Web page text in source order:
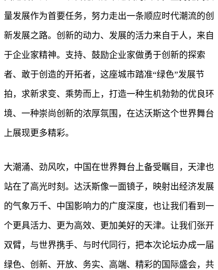
量发展作为首要任务，努力走出一条顺应时代潮流的创
新发展之路。创新的动力、发展的活力来自于人，来自
于企业家精神。支持、鼓励企业家做勇于创新的探索
者、敢于创造的开拓者，这座城市踏准“绿色”发展节
拍，求新求变、乘势而上，打造一种生机勃勃的优良环
境、一种崇尚创新的浓厚氛围，在达沃斯这个世界舞台
上展现更多精彩。
大潮涌、劲风吹，中国在世界舞台上备受瞩目，天津也
站在了高光时刻。达沃斯像一面镜子，映射出经济发展
的气象万千、中国影响力的广度深度，也让我们看到一
个更具活力、更为高效、更加美好的天津。让我们张开
双臂，与世界携手、与时代同行，把本次论坛办成一届
绿色、创新、开放、务实、高端、精彩的国际盛会，共